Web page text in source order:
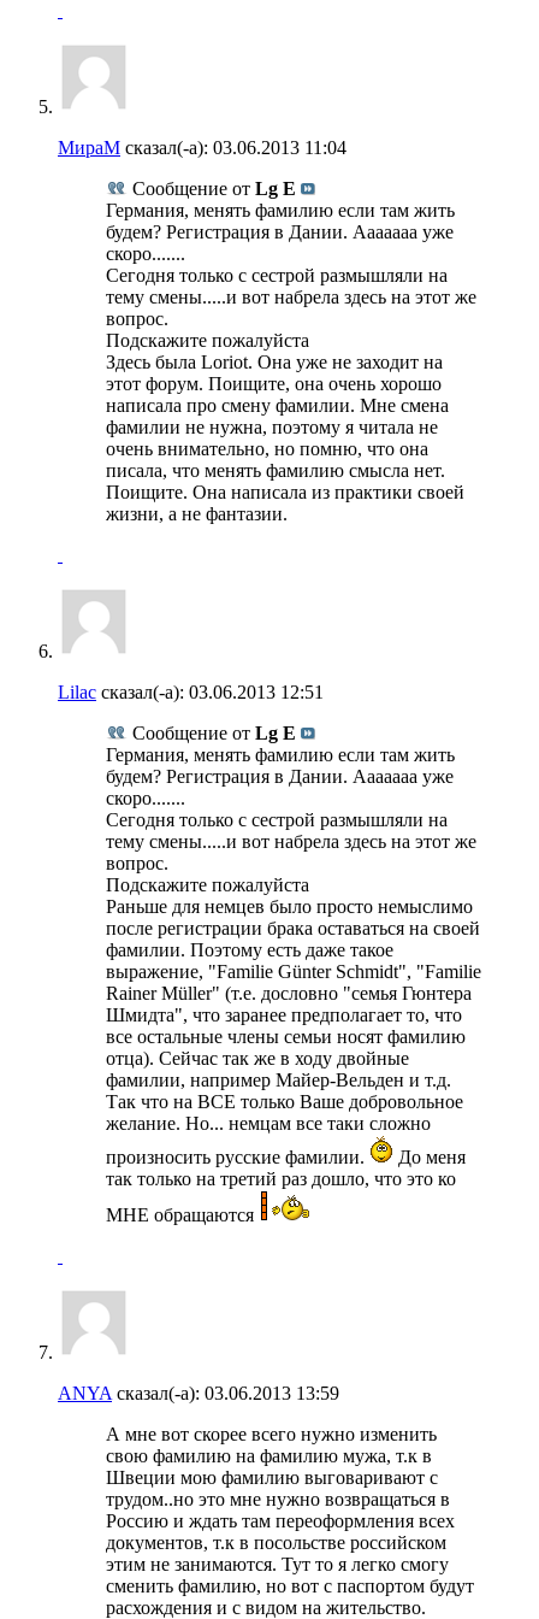
МираМ сказал(-а): 03.06.2013 11:04
Сообщение от Lg E
Германия, менять фамилию если там жить
будем? Регистрация в Дании. Ааааааа уже
скоро.......
Сегодня только с сестрой размышляли на
тему смены.....и вот набрела здесь на этот же
вопрос.
Подскажите пожалуйста
Здесь была Loriot. Она уже не заходит на
этот форум. Поищите, она очень хорошо
написала про смену фамилии. Мне смена
фамилии не нужна, поэтому я читала не
очень внимательно, но помню, что она
писала, что менять фамилию смысла нет.
Поищите. Она написала из практики своей
жизни, а не фантазии.
Lilac сказал(-а): 03.06.2013 12:51
Сообщение от Lg E
Германия, менять фамилию если там жить
будем? Регистрация в Дании. Ааааааа уже
скоро.......
Сегодня только с сестрой размышляли на
тему смены.....и вот набрела здесь на этот же
вопрос.
Подскажите пожалуйста
Раньше для немцев было просто немыслимо
после регистрации брака оставаться на своей
фамилии. Поэтому есть даже такое
выражение, "Familie Günter Schmidt", "Familie
Rainer Müller" (т.е. дословно "семья Гюнтера
Шмидта", что заранее предполагает то, что
все остальные члены семьи носят фамилию
отца). Сейчас так же в ходу двойные
фамилии, например Mайер-Вельден и т.д.
Так что на ВСЕ только Ваше добровольное
желание. Но... немцам все таки сложно
произносить русские фамилии.
До меня
так только на третий раз дошло, что это ко
МНЕ обращаются
ANYA сказал(-а): 03.06.2013 13:59
А мне вот скорее всего нужно изменить
свою фамилию на фамилию мужа, т.к в
Швеции мою фамилию выговаривают с
трудом..но это мне нужно возвращаться в
Россию и ждать там переоформления всех
документов, т.к в посольстве российском
этим не занимаются. Тут то я легко смогу
сменить фамилию, но вот с паспортом будут
расхождения и с видом на жительство.